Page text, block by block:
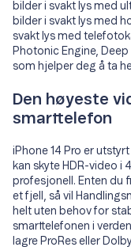
bilder i svakt lys med
bilder i svakt lys med
svakt lys med
Photonic Engine,
som hjelper deg å ta
Den høyeste
smarttelefon
iPhone 14 Pro er
kan skyte HDR-video i
profesjonell. Enten du
et fjell, så vil
helt uten behov for
smarttelefonen i
lagre ProRes eller